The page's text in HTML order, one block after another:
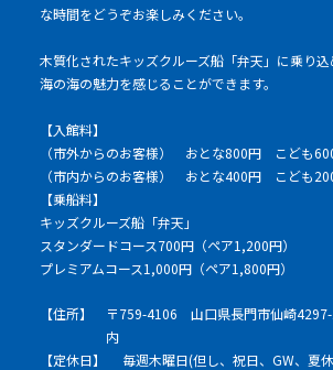
な時間をどうぞお楽しみください。
木質化されたキッズクルーズ船「弁天」に乗り
海の海の魅力を感じることができます。
【入館料】
（市外からのお客様） おとな800円 こども
（市内からのお客様） おとな400円 こども
【乗船料】
キッズクルーズ船「弁天」
スタンダードコース700円（ペア1,200円）
プレミアムコース1,000円（ペア1,800円）
【住所】
〒759-4106 山口県長門市仙崎
内
【定休日】
毎週木曜日(但し、祝日、GW、夏